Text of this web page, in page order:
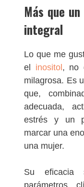
Más que
integral
Lo que me
el inositol , no
milagrosa. Es
que,
adecuada,
estrés y un
marcar una
una mujer.
Su